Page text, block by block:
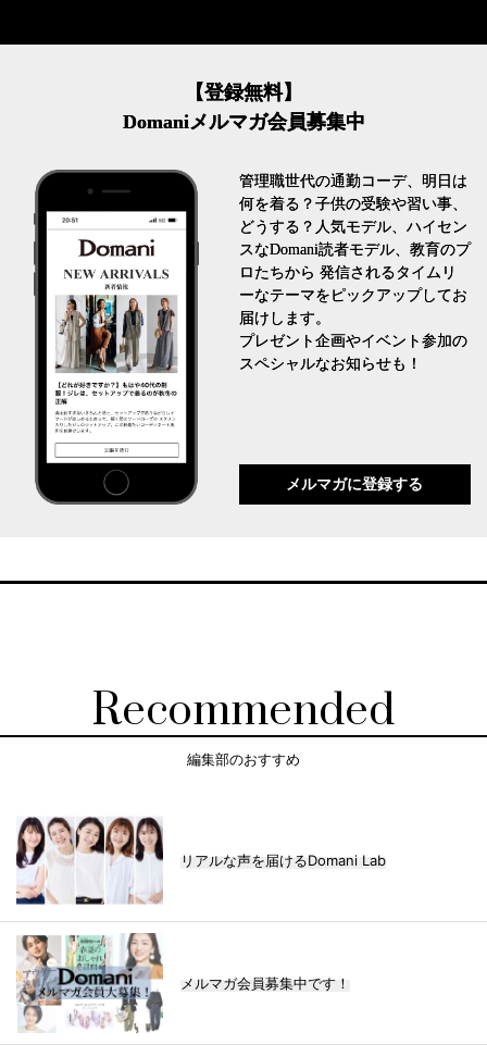
【登録無料】
Domaniメルマガ会員募集中
管理職世代の通勤コーデ、明日は
何を着る？子供の受験や習い事、
どうする？人気モデル、ハイセン
スなDomani読者モデル、教育のプ
ロたちから 発信されるタイムリ
ーなテーマをピックアップしてお
届けします。
プレゼント企画やイベント参加の
スペシャルなお知らせも！
メルマガに登録する
Recommended
編集部のおすすめ
リアルな声を届けるDomani Lab
メルマガ会員募集中です！